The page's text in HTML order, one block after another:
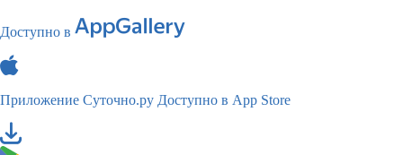
Доступно в
Приложение Суточно.ру Доступно в App Store